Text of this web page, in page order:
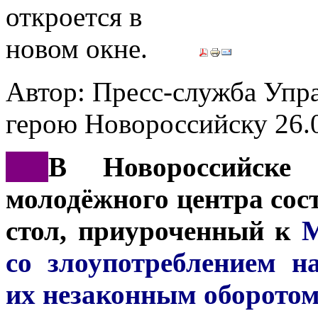
Автор: Пресс-служба
герою Новороссийску
В
молодёжного центра
стол, приуроченный к
со злоупотреблением
их незаконным